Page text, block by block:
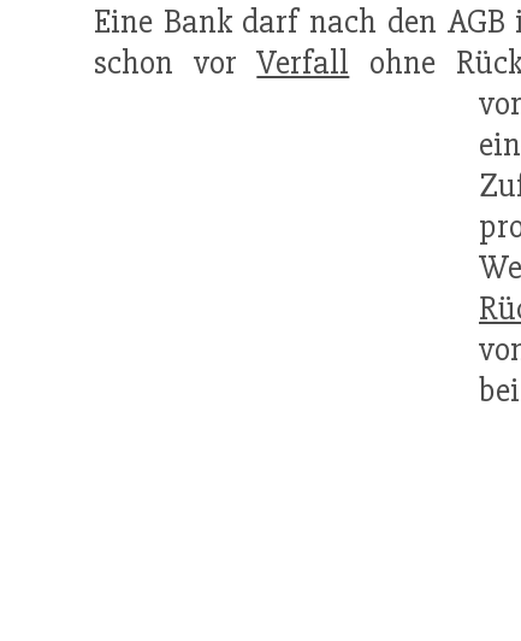
Eine Bank darf nach den
schon vorVerfall ohne